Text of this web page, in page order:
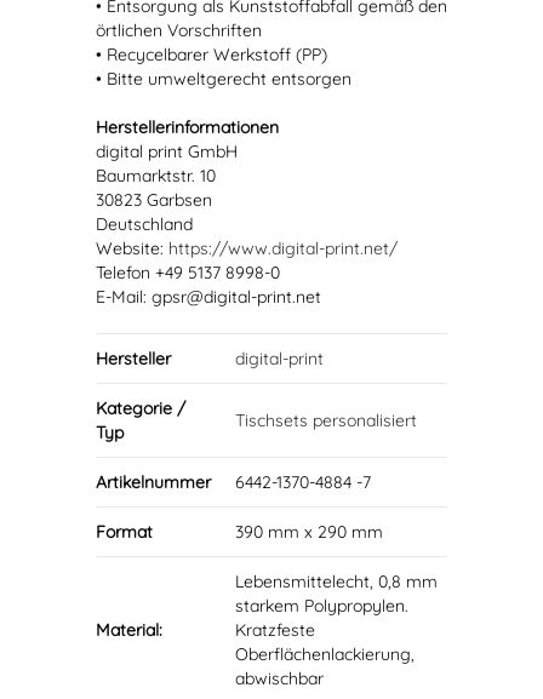
• Entsorgung als Kunststoffabfall gemäß den
örtlichen Vorschriften
• Recycelbarer Werkstoff (PP)
• Bitte umweltgerecht entsorgen
Herstellerinformationen
digital print GmbH
Baumarktstr. 10
30823 Garbsen
Deutschland
Website: https://www.digital-print.net/
Telefon +49 5137 8998-0
E-Mail: gpsr@digital-print.net
Hersteller digital-print
Kategorie /
Typ
Tischsets personalisiert
Artikelnummer 6442-1370-4884 -7
Format 390 mm x 290 mm
Material:
Lebensmittelecht, 0,8 mm
starkem Polypropylen.
Kratzfeste
Oberflächenlackierung,
abwischbar